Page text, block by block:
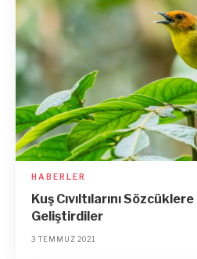
HABERLER
Kuş Cıvıltılarını
Geliştirdiler
3 TEMMUZ 2021